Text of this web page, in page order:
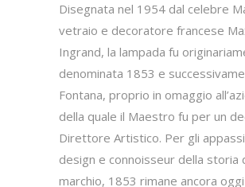
Disegnata nel 1954 dal celebre
vetraio e decoratore francese
Ingrand, la lampada fu
denominata 1853 e
Fontana, proprio in omaggio
della quale il Maestro fu per un
Direttore Artistico. Per gli
design e connoisseur della storia
marchio, 1853 rimane ancora